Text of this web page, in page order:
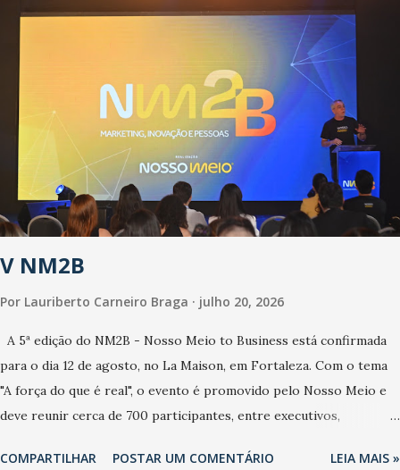
que o Estado tem desenvolvido um plano de contingência pautado
em formas de reconhecimento da população suspeita e de
cuidados com os ambientes públicos e domiciliares. “Nós não
estamos vivendo uma epidemia comum, como temos em todos os
anos, com aumento de casos de dengue, influenza ou H1N1. Trata-
se de uma epidemia com um vírus diferente, com um poder de
contaminação maior que outros coronavírus”, apontou o
secretário. Segundo ele, é uma epidemia com chance de
contaminação alta, podendo gerar um grande risco à população e
ao sistema de saúde. “Precisamos saber fazer a estratificação do
risco da doença, para não so...
V NM2B
Por Lauriberto Carneiro Braga julho 20, 2026
A 5ª edição do NM2B - Nosso Meio to Business está confirmada
para o dia 12 de agosto, no La Maison, em Fortaleza. Com o tema
"A força do que é real", o evento é promovido pelo Nosso Meio e
deve reunir cerca de 700 participantes, entre executivos,
Desde 2022, o NM2B consolidou-se como um dos principais
COMPARTILHAR POSTAR UM COMENTÁRIO LEIA MAIS »